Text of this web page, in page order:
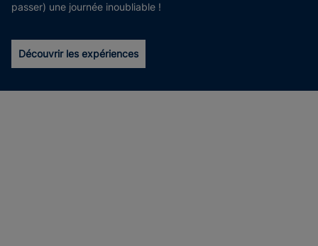
passer) une journée inoubliable !
Découvrir les expériences